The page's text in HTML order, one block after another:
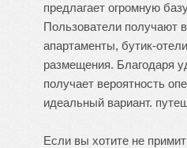
предлагает огромную
Пользователи получают
апартаменты, бутик-
размещения. Благодаря
получает вероятность
идеальный вариант.
Если вы хотите не